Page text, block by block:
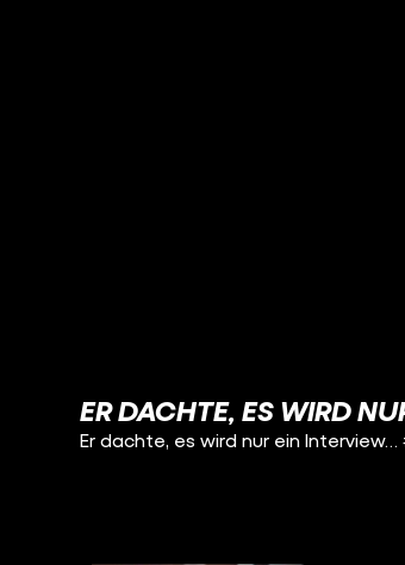
ER DACHTE, ES WIRD
Er dachte, es wird nur ein